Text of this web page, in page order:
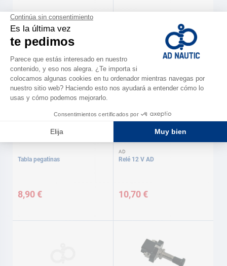
SCANSTRUT
Tomas USB estancas USB doble
Scanstrut
43,90 € 8,50 €
Tabla pegatinas
8,90 €
AD
Relé 12 V AD
10,70 €